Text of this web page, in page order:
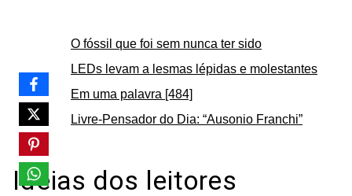
O fóssil que foi sem nunca ter sido
LEDs levam a lesmas lépidas e molestantes
Em uma palavra [484]
Livre-Pensador do Dia: “Ausonio Franchi”
Ideias dos leitores